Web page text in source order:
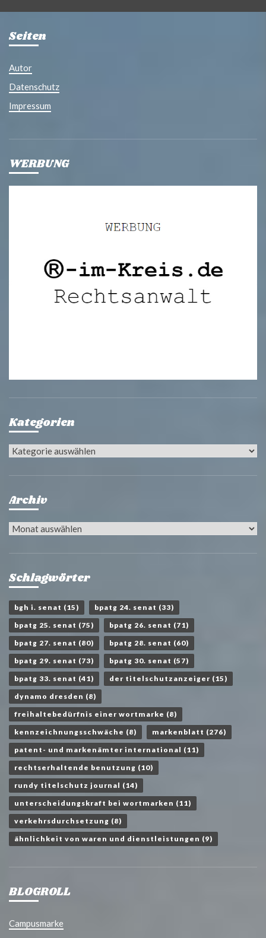
Seiten
Autor
Datenschutz
Impressum
WERBUNG
Kategorien
Kategorien
Archiv
Archiv
Schlagwörter
bgh i. senat (15) bpatg 24. senat (33)
bpatg 25. senat (75) bpatg 26. senat (71)
bpatg 27. senat (80) bpatg 28. senat (60)
bpatg 29. senat (73) bpatg 30. senat (57)
bpatg 33. senat (41) der titelschutzanzeiger (15)
dynamo dresden (8)
freihaltebedürfnis einer wortmarke (8)
kennzeichnungsschwäche (8) markenblatt (276)
patent- und markenämter international (11)
rechtserhaltende benutzung (10)
rundy titelschutz journal (14)
unterscheidungskraft bei wortmarken (11)
verkehrsdurchsetzung (8)
ähnlichkeit von waren und dienstleistungen (9)
BLOGROLL
Campusmarke